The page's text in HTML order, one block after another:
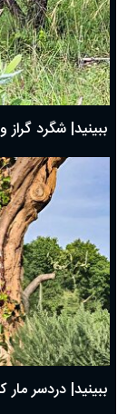
ببینید| شگرد
ببینید| دردسر مار